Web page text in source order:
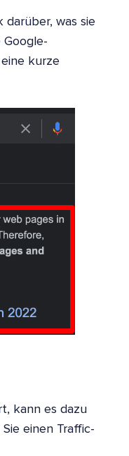
darüber, was sie
kurze
kann es dazu
einen Traffic-